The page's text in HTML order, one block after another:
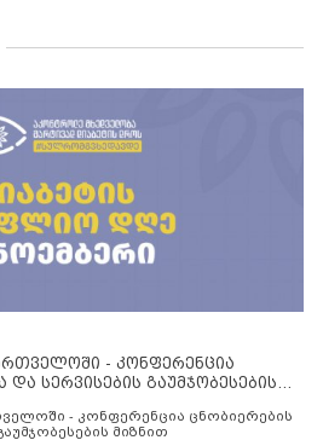
- კონფერენცია
სერვისების გაუმჯობესების
- კონფერენცია ცნობიერების
მიზნით